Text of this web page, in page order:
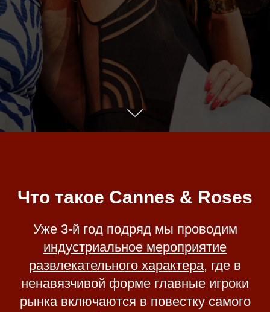
Что такое Cannes & Roses
Уже 3-й год подряд мы проводим
индустриальное мероприятие
развлекательного характера, где в
ненавязчивой форме главные игроки
рынка включаются в повестку самого